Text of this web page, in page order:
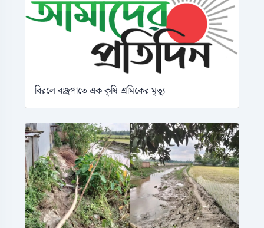
বিরলে বজ্রপাতে এক কৃষি শ্রমিকের মৃত্যু